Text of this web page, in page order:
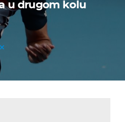
u drugom kolu